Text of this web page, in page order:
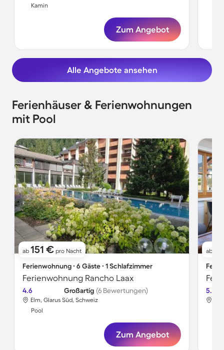
Kamin
Zum Angebot
Alle Angebote ansehen
Ferienhäuser & Ferienwohnungen
mit Pool
ab 151 € pro Nacht
Ferienwohnung ∙ 6 Gäste ∙ 1 Schlafzimmer
Ferienwohnung Rancho Laax
4.6 Großartig (6 Bewertungen)
Elm, Glarus Süd, Schweiz
Pool
Zum Angebot
ab
5.0